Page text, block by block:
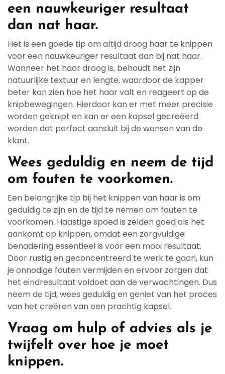
een nauwkeuriger resultaat
dan nat haar.
Het is een goede tip om altijd droog haar te knippen
voor een nauwkeuriger resultaat dan bij nat haar.
Wanneer het haar droog is, behoudt het zijn
natuurlijke textuur en lengte, waardoor de kapper
beter kan zien hoe het haar valt en reageert op de
knipbewegingen. Hierdoor kan er met meer precisie
worden geknipt en kan er een kapsel gecreëerd
worden dat perfect aansluit bij de wensen van de
klant.
Wees geduldig en neem de tijd
om fouten te voorkomen.
Een belangrijke tip bij het knippen van haar is om
geduldig te zijn en de tijd te nemen om fouten te
voorkomen. Haastige spoed is zelden goed als het
aankomt op knippen, omdat een zorgvuldige
benadering essentieel is voor een mooi resultaat.
Door rustig en geconcentreerd te werk te gaan, kun
je onnodige fouten vermijden en ervoor zorgen dat
het eindresultaat voldoet aan de verwachtingen. Dus
neem de tijd, wees geduldig en geniet van het proces
van het creëren van een prachtig kapsel.
Vraag om hulp of advies als je
twijfelt over hoe je moet
knippen.